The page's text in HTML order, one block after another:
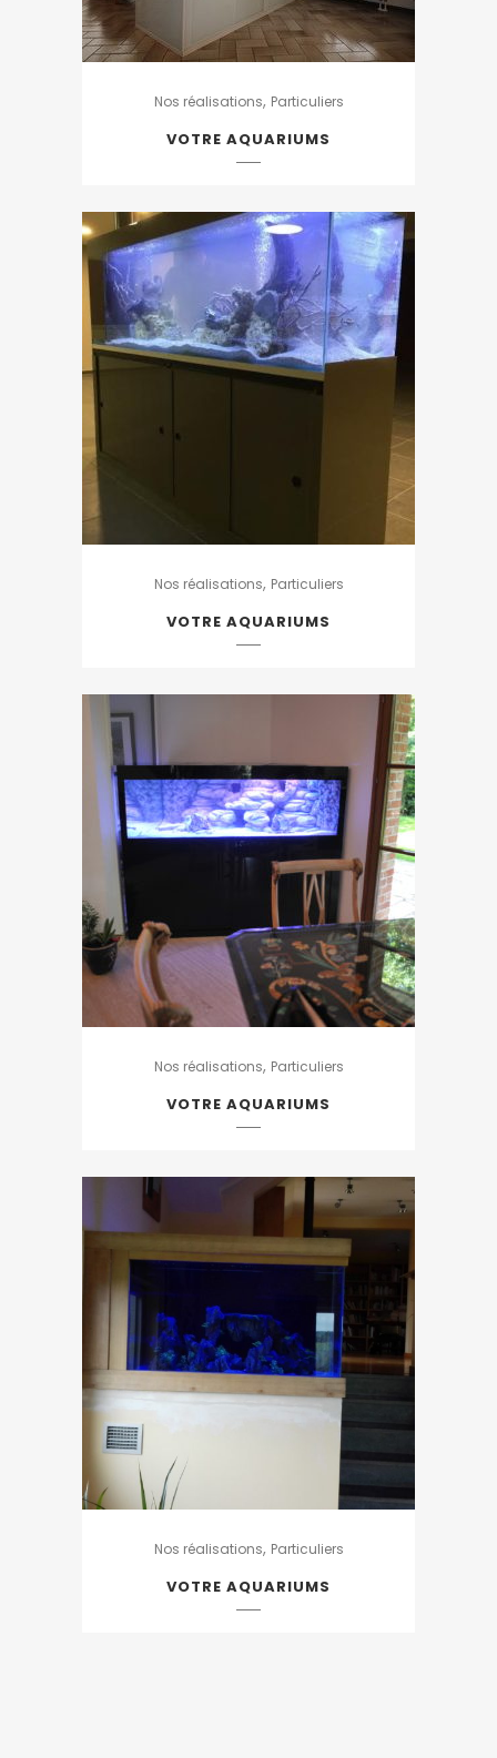
Nos réalisations, Particuliers
VOTRE AQUARIUMS
Nos réalisations, Particuliers
VOTRE AQUARIUMS
Nos réalisations, Particuliers
VOTRE AQUARIUMS
Nos réalisations, Particuliers
VOTRE AQUARIUMS